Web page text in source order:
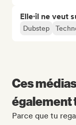
Elle·il ne veut
Dubstep
Ces
également